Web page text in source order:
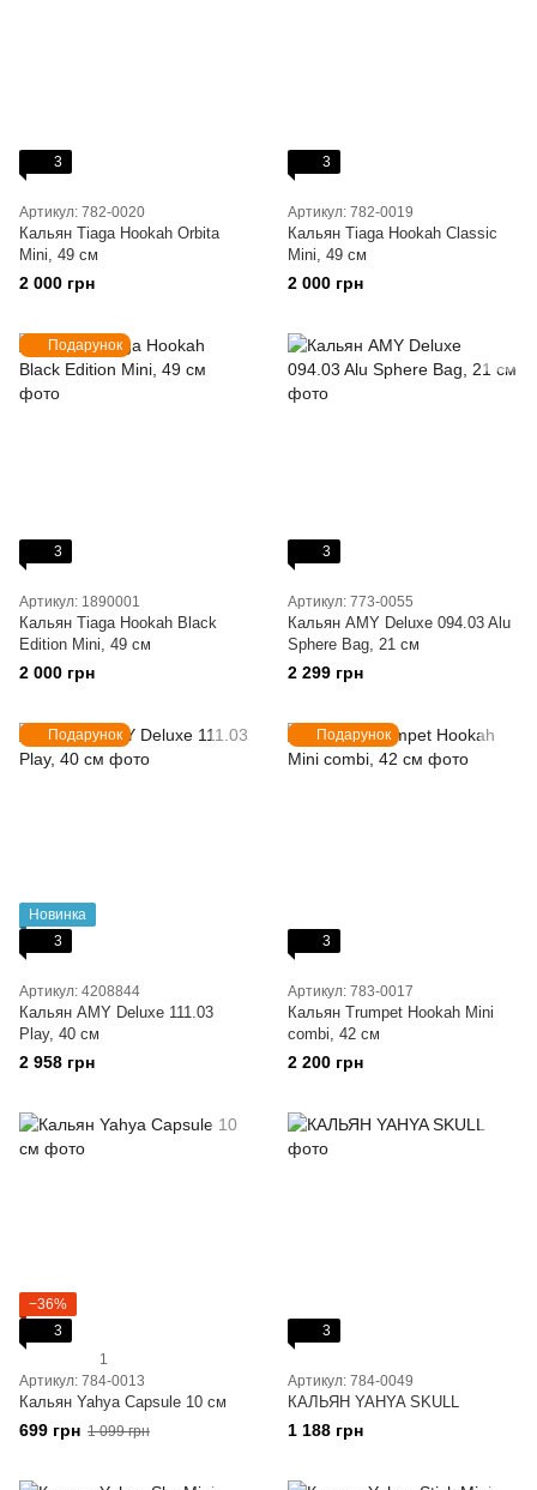
3
Артикул: 782-0020
Кальян Tiaga Hookah Orbita
Mini, 49 см
2 000 грн
3
Артикул: 782-0019
Кальян Tiaga Hookah Classic
Mini, 49 см
2 000 грн
Подарунок
3
Артикул: 1890001
Кальян Tiaga Hookah Black
Edition Mini, 49 см
2 000 грн
3
Артикул: 773-0055
Кальян AMY Deluxe 094.03 Alu
Sphere Bag, 21 см
2 299 грн
Подарунок
Новинка
3
Артикул: 4208844
Кальян AMY Deluxe 111.03
Play, 40 см
2 958 грн
Подарунок
3
Артикул: 783-0017
Кальян Trumpet Hookah Mini
combi, 42 см
2 200 грн
−36%
3
1
Артикул: 784-0013
Кальян Yahya Capsule 10 см
699 грн 1 099 грн
3
Артикул: 784-0049
КАЛЬЯН YAHYA SKULL
1 188 грн